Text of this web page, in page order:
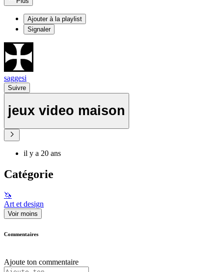
Ajouter à la playlist
Signaler
saggesi
Suivre
jeux video maison
il y a 20 ans
Catégorie
🦄
Art et design
Voir moins
Commentaires
Ajoute ton commentaire